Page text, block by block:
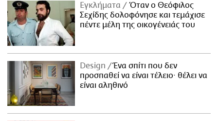
Εγκλήματα
Όταν ο Θεόφιλος
Σεχίδης δολοφόνησε και τεμάχισε
πέντε μέλη της οικογένειάς του
Design
Ένα σπίτι που δεν
προσπαθεί να είναι τέλειο· θέλει να
είναι αληθινό